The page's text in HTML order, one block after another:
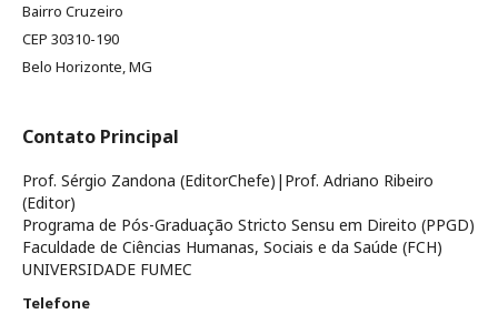
Bairro Cruzeiro
CEP 30310-190
Belo Horizonte, MG
Contato Principal
Prof. Sérgio Zandona (EditorChefe)|Prof. Adriano Ribeiro
(Editor)
Programa de Pós-Graduação Stricto Sensu em Direito (PPGD)
Faculdade de Ciências Humanas, Sociais e da Saúde (FCH)
UNIVERSIDADE FUMEC
Telefone